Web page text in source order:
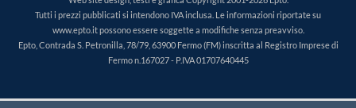
Tutti i prezzi pubblicati si intendono IVA inclusa. Le informazioni riportate su
www.epto.it possono essere soggette a modifiche senza preavviso.
Epto, Contrada S. Petronilla, 78/79, 63900 Fermo (FM) inscritta al Registro Imprese di
Fermo n.167027 - P.IVA 01707640445